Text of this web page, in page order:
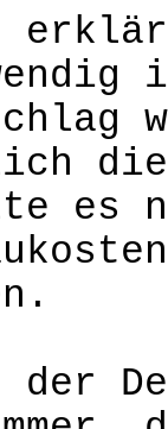
die
es
der